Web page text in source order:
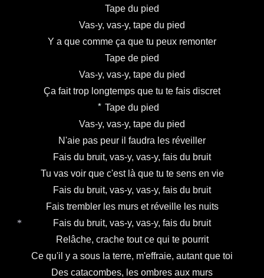
Tape du pied
Vas-y, vas-y, tape du pied
Y a que comme ça que tu peux remonter
Tape de pied
Vas-y, vas-y, tape du pied
Ça fait trop longtemps que tu te fais discret
Tape du pied
Vas-y, vas-y, tape du pied
N'aie pas peur il faudra les réveiller
Fais du bruit, vas-y, vas-y, fais du bruit
Tu vas voir que c'est là que tu te sens en vie
Fais du bruit, vas-y, vas-y, fais du bruit
Fais trembler les murs et réveille les nuits
Fais du bruit, vas-y, vas-y, fais du bruit
Relâche, crache tout ce qui te pourrit
Ce qu'il y a sous la terre, m'effraie, autant que toi
Des catacombes, les ombres aux murs